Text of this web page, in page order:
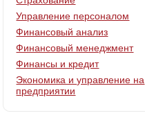
Управление персоналом
Финансовый анализ
Финансовый менеджмент
Финансы и кредит
Экономика и управление на
предприятии